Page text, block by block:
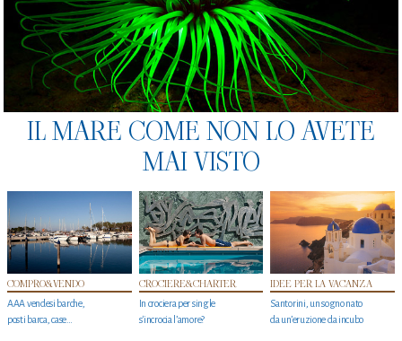
IL MARE COME NON LO AVETE
MAI VISTO
COMPRO&VENDO
AAA vendesi barche,
posti barca, case…
CROCIERE&CHARTER
In crociera per single
s'incrocia l’amore?
IDEE PER LA VACANZA
Santorini, un sogno nato
da un’eruzione da incubo